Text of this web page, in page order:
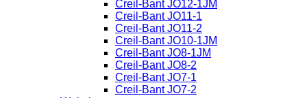
Creil-Bant JO12-1JM
Creil-Bant JO11-1
Creil-Bant JO11-2
Creil-Bant JO10-1JM
Creil-Bant JO8-1JM
Creil-Bant JO8-2
Creil-Bant JO7-1
Creil-Bant JO7-2